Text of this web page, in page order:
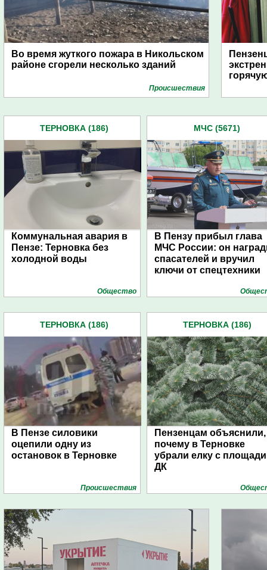
Во время жуткого пожара в Никольском
районе сгорели несколько зданий
Проиcшествия
ТЕРНОВКА (186)
Коммунальная авария в
Пензе: Терновка без
холодной воды
Общество
МЧС (5671)
В Пензу прибыл глава
МЧС России: он
спасателей и вручил
ключи от спецтехники
ТЕРНОВКА (186)
В Пензе силовики
оцепили одну из
остановок в Терновке
Проиcшествия
ТЕРНОВКА (186)
Пензенцам объяснили,
почему в Терновке
убрали елку с
ДК